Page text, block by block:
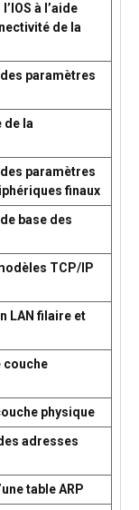
à l’aide
de la
paramètres
de la
paramètres
finaux
base des
TCP/IP
LAN filaire et
couche
physique
adresses
table ARP